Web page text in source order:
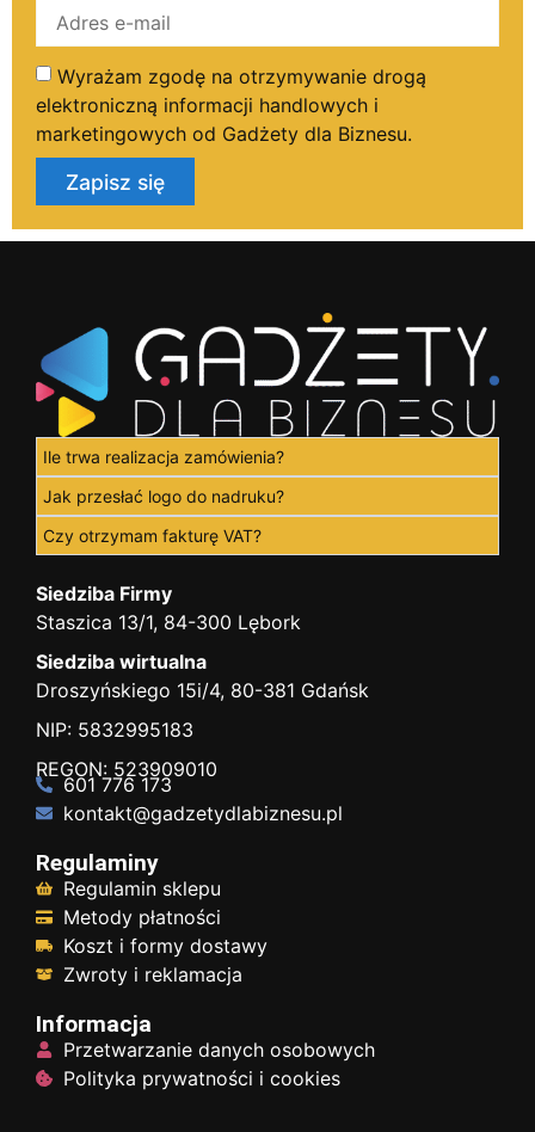
Wyrażam zgodę na otrzymywanie drogą
elektroniczną informacji handlowych i
marketingowych od Gadżety dla Biznesu.
Zapisz się
Ile trwa realizacja zamówienia?
Jak przesłać logo do nadruku?
Czy otrzymam fakturę VAT?
Siedziba Firmy
Staszica 13/1, 84-300 Lębork
Siedziba wirtualna
Droszyńskiego 15i/4, 80-381 Gdańsk
NIP: 5832995183
REGON: 523909010
601 776 173
kontakt@gadzetydlabiznesu.pl
Regulaminy
Regulamin sklepu
Metody płatności
Koszt i formy dostawy
Zwroty i reklamacja
Informacja
Przetwarzanie danych osobowych
Polityka prywatności i cookies